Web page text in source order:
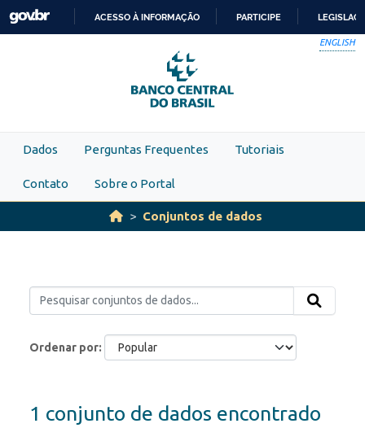
Skip to main content
PARA
O
CONTEÚDO
ACESSO À INFORMAÇÃO PARTICIPE
ENGLISH
Dados Perguntas Frequentes Tutoriais
Contato Sobre o Portal
Conjuntos de dados
Ordenar por
1 conjunto de dados encontrado